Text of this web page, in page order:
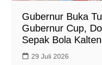
Gubernur Buka
Gubernur Cup,
Sepak Bola
29 Juli 2026